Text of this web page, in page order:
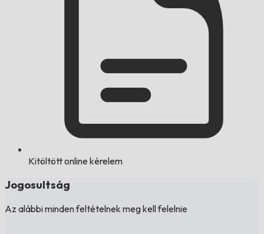
Kitöltött online kérelem
Jogosultság
Az alábbi minden feltételnek meg kell felelnie